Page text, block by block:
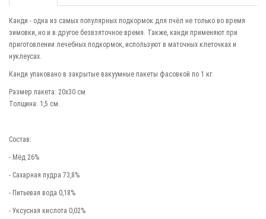
Канди - одна из самых популярных подкормок для пчёл не только во время
зимовки, но и в другое безвзяточное время. Также, канди применяют при
приготовлении лечебных подкормок, используют в маточных клеточках и
нуклеусах.
Канди упаковано в закрытые вакуумные пакеты фасовкой по 1 кг.
Размер пакета: 20х30 см
Толщина: 1,5 см.
Состав:
- Мёд 26%
- Сахарная пудра 73,8%
- Питьевая вода 0,18%
- Уксусная кислота 0,02%